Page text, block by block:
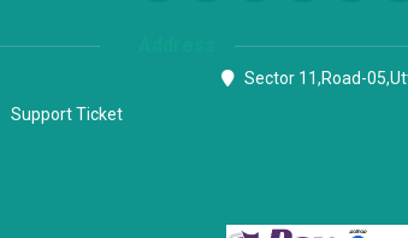
Support Ticket
Sector 11,Road-